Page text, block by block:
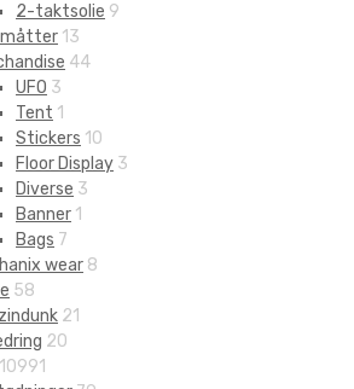
2-taktsolie 9
13
44
UFO 3
Tent 1
Stickers 10
Floor Display 3
Diverse 3
Banner 1
Bags 7
wear 8
58
21
20
10991